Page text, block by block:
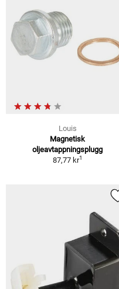
Louis
Magnetisk
oljeavtappningsplugg
87,77 kr1